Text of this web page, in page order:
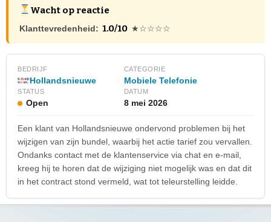
Wacht op reactie
Klanttevredenheid: 1.0/10 ★☆☆☆☆
BEDRIJF
Hollandsnieuwe
CATEGORIE
Mobiele Telefonie
STATUS
Open
DATUM
8 mei 2026
Een klant van Hollandsnieuwe ondervond problemen bij het
wijzigen van zijn bundel, waarbij het actie tarief zou vervallen.
Ondanks contact met de klantenservice via chat en e-mail,
kreeg hij te horen dat de wijziging niet mogelijk was en dat dit
in het contract stond vermeld, wat tot teleurstelling leidde.